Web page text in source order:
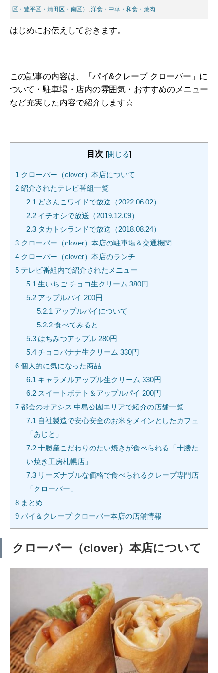
区・豊平区・清田区・南区） , 洋食・中華・和食・焼肉
はじめにお伝えしておきます。
この記事の内容は、「パイ&クレープ クローバー」に
ついて・駐車場・店内の雰囲気・おすすめのメニュー
など充実した内容で紹介します☆
目次 [閉じる]
1 クローバー（clover）本店について
2 紹介されたテレビ番組一覧
2.1 どさんこワイドで放送（2022.06.02）
2.2イチオシで放送（2019.12.09）
2.3タカトシランドで放送（2018.08.24）
3 クローバー（clover）本店の駐車場＆交通機関
4 クローバー（clover）本店のランチ
5 テレビ番組内で紹介されたメニュー
5.1 生いちご チョコ生クリーム 380円
5.2アップルパイ 200円
5.2.1 アップルパイについて
5.2.2 食べてみると
5.3はちみつアップル 280円
5.4チョコバナナ生クリーム 330円
6 個人的に気になった商品
6.1 キャラメルアップル生クリーム 330円
6.2スイートポテト＆アップルパイ 200円
7 都会のオアシス 中島公園エリアで紹介の店舗一覧
7.1 自社製造で安心安全のお米をメインとしたカフェ
「あじと」
7.2十勝産こだわりのたい焼きが食べられる「十勝た
い焼き工房札幌店」
7.3リーズナブルな価格で食べられるクレープ専門店
「クローバー」
8 まとめ
9 パイ＆クレープ クローバー本店の店舗情報
クローバー（clover）本店について